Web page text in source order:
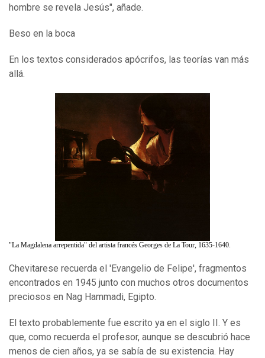
hombre se revela Jesús", añade.
Beso en la boca
En los textos considerados apócrifos, las teorías van más
allá.
"La Magdalena arrepentida" del artista francés Georges de La Tour, 1635-1640.
Chevitarese recuerda el 'Evangelio de Felipe', fragmentos
encontrados en 1945 junto con muchos otros documentos
preciosos en Nag Hammadi, Egipto.
El texto probablemente fue escrito ya en el siglo II. Y es
que, como recuerda el profesor, aunque se descubrió hace
menos de cien años, ya se sabía de su existencia. Hay